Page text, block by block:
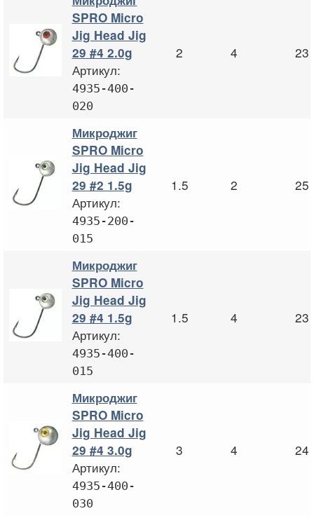
SPRO Micro
Jig Head Jig
29 #4 2.0g
Артикул:
4935-400-
020
2 4 23
Микроджиг
SPRO Micro
Jig Head Jig
29 #2 1.5g
Артикул:
4935-200-
015
1.5 2 25
Микроджиг
SPRO Micro
Jig Head Jig
29 #4 1.5g
Артикул:
4935-400-
015
1.5 4 23
Микроджиг
SPRO Micro
Jig Head Jig
29 #4 3.0g
Артикул:
4935-400-
030
3 4 24